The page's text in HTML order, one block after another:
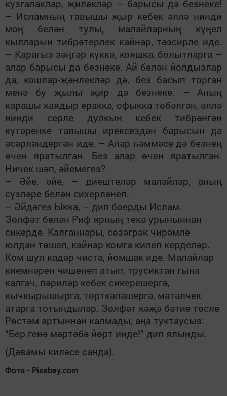
кузгалаклар, җиләкләр – барысы да безнеке!
– Исламның тавышы җыр кебек әллә нинди
моң белән тулы, малайларның күңел
кылларын тибрәтерлек кайнар, тәэсирле иде.
– Карагыз зәңгәр күккә, кояшка, болытларга –
алар барысы да безнеке. Ай белән йолдызлар
да, кошлар-җәнлекләр дә, без басып торган
менә бу җылы җир дә безнеке. – Аның
карашы каядыр еракка, офыкка төбәлгән, әллә
нинди серле дулкын кебек тибрәнгән
күтәренке тавышы ирексездән барысын да
әсәрләндергән иде. – Алар һәммәсе дә безнең
өчен яратылган. Без алар өчен яратылган.
Ничек шәп, әйемегез?
– Әйе, әйе, – диештеләр малайлар, аның
сүзләре белән сихерләнеп.
– Әйдәгез Ыкка, – дип боерды Ислам.
Зөлфәт белән Риф ярның текә урыныннан
сикерде. Калганнары, сөзәгрәк чирәмле
юлдан төшеп, кайнар комга килеп керделәр.
Ком шул кадәр чиста, йомшак иде. Малайлар
киемнәрен чишенеп атып, трусиктан гына
калгач, пәриләр кебек сикерешергә,
кычкырышырга, төрткәләшергә, мәтәлчек
атарга тотындылар. Зөлфәт кәҗә бәтие төсле
Рөстәм артыннан калмады, аңа туктаусыз:
“Бер генә мәртәбә йөрт инде!” дип ялынды.
(Дәвамы киләсе санда).
Фото - Pixabay.com